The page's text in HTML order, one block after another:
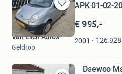
Bewaren
in
Mijn
Favorieten
APK 01-02-
€ 995,-
2001 126.928
Van Esch Auto's
Geldrop
Daewoo